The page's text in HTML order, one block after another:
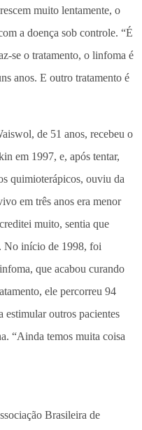
muito lentamente, o
a doença sob controle. “É
se o tratamento, o linfoma é
anos. E outro tratamento é
de 51 anos, recebeu o
em 1997, e, após tentar,
quimioterápicos, ouviu da
em três anos era menor
muito, sentia que
No início de 1998, foi
que acabou curando
ele percorreu 94
estimular outros pacientes
“Ainda temos muita coisa
Brasileira de